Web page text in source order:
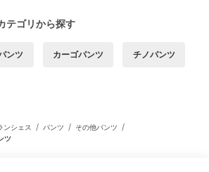
テゴリから探す
ンツ カーゴパンツ チノパンツ
ンシェス / パンツ / その他パンツ /
ツ